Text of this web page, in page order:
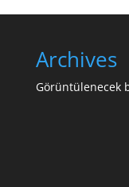
Archives
Görüntülenecek